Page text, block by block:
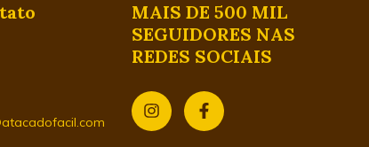
MAIS DE 500 MIL
SEGUIDORES NAS
REDES SOCIAIS